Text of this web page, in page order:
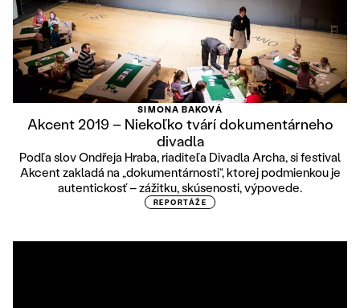
SIMONA BAKOVÁ
Akcent 2019 – Niekoľko tvárí dokumentárneho
divadla
Podľa slov Ondřeja Hraba, riaditeľa Divadla Archa, si festival
Akcent zakladá na „dokumentárnosti“, ktorej podmienkou je
autentickosť – zážitku, skúsenosti, výpovede.
REPORTÁŽE